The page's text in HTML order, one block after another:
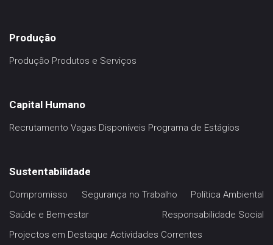
Produção
Produção Produtos e Serviços
Capital Humano
Recrutamento Vagas Disponíveis Programa de Estágios
Sustentabilidade
Compromisso Segurança no Trabalho
Política Ambiental
Saúde e Bem-estar
Responsabilidade Social
Projectos em Destaque Actividades Correntes